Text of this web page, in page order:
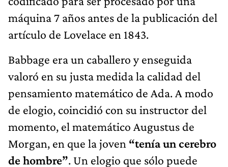
máquina 7 años antes de la publicación del
artículo de Lovelace en 1843.
Babbage era un caballero y enseguida
valoró en su justa medida la calidad del
pensamiento matemático de Ada. A modo
de elogio, coincidió con su instructor del
momento, el matemático Augustus de
Morgan, en que la joven “tenía un cerebro
de hombre”. Un elogio que sólo puede